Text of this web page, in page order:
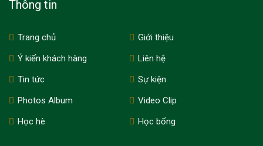
Thông tin
Trang chủ
Giới thiệu
Ý kiến khách hàng
Liên hệ
Tin tức
Sự kiện
Photos Album
Video Clip
Học hè
Học bổng